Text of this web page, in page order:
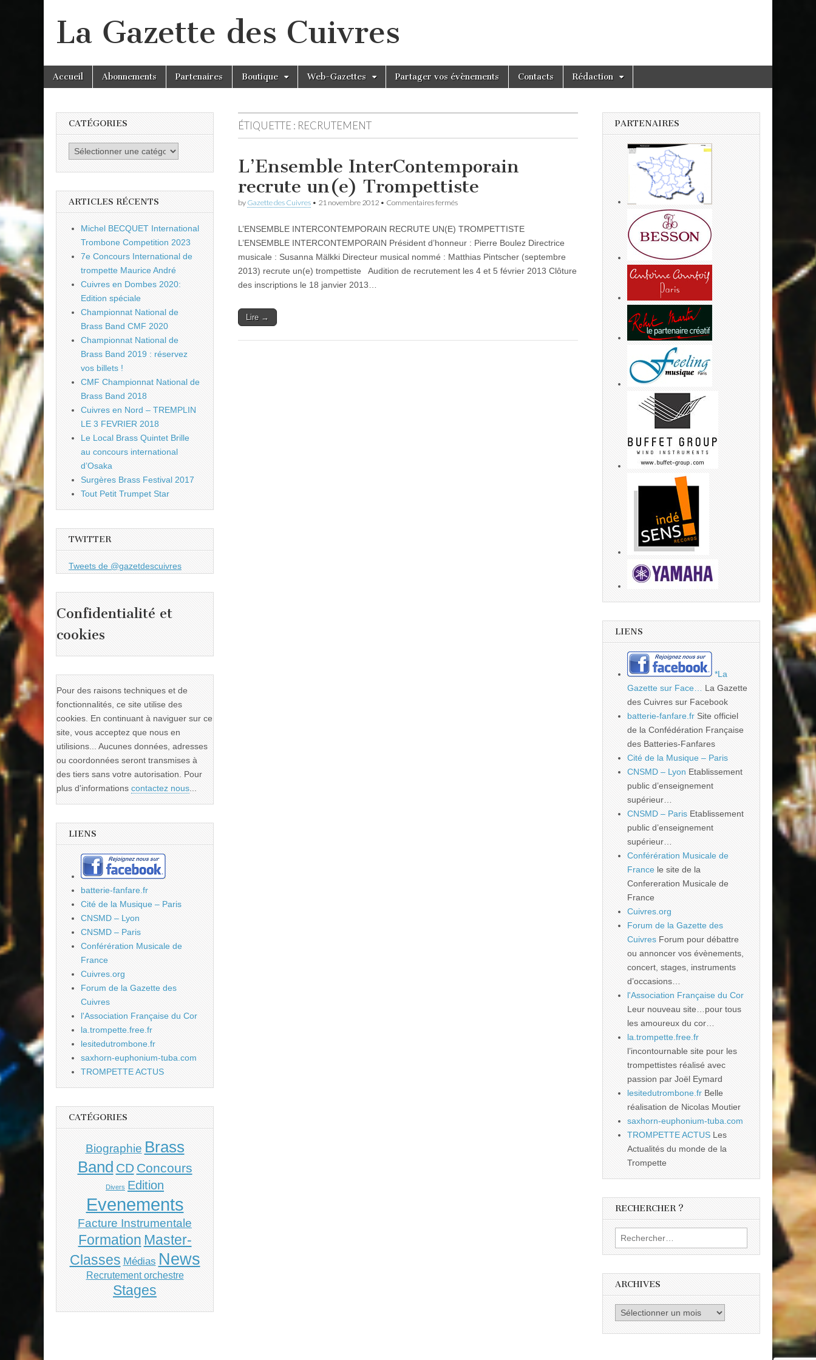
La Gazette des Cuivres
Main
menu
Skip
Accueil Abonnements Partenaires Boutique Web-Gazettes Partager vos évènements Contacts Rédaction
ÉTIQUETTE : RECRUTEMENT
L’Ensemble InterContemporain
recrute un(e) Trompettiste
by Gazette des Cuivres • 21 novembre 2012 • Commentaires ferméssur
recrute
un(e)
L’ENSEMBLE INTERCONTEMPORAIN RECRUTE UN(E) TROMPETTISTE
L’ENSEMBLE INTERCONTEMPORAIN Président d’honneur : Pierre Boulez Directrice
musicale : Susanna Mälkki Directeur musical nommé : Matthias Pintscher (septembre
2013) recrute un(e) trompettiste Audition de recrutement les 4 et 5 février 2013 Clôture
des inscriptions le 18 janvier 2013…
Lire →
CATÉGORIES
Catégories
ARTICLES RÉCENTS
Michel BECQUET International
Trombone Competition 2023
7e Concours International de
trompette Maurice André
Cuivres en Dombes 2020:
Edition spéciale
Championnat National de
Brass Band CMF 2020
Championnat National de
Brass Band 2019 : réservez
vos billets !
CMF Championnat National de
Brass Band 2018
Cuivres en Nord – TREMPLIN
LE 3 FEVRIER 2018
Le Local Brass Quintet Brille
au concours international
d’Osaka
Surgères Brass Festival 2017
Tout Petit Trumpet Star
TWITTER
Tweets de @gazetdescuivres
Confidentialité et
cookies
Pour des raisons techniques et de
fonctionnalités, ce site utilise des
cookies. En continuant à naviguer sur ce
site, vous acceptez que nous en
utilisions... Aucunes données, adresses
ou coordonnées seront transmises à
des tiers sans votre autorisation. Pour
plus d'informations contactez nous...
LIENS
batterie-fanfare.fr
Cité de la Musique – Paris
CNSMD – Lyon
CNSMD – Paris
Conférération Musicale de
France
Cuivres.org
Forum de la Gazette des
Cuivres
l'Association Française du Cor
la.trompette.free.fr
lesitedutrombone.fr
saxhorn-euphonium-tuba.com
TROMPETTE ACTUS
CATÉGORIES
Biographie Brass
Band CD Concours
Divers Edition
Evenements
Facture Instrumentale
Formation Master-
Classes Médias News
Recrutement orchestre
Stages
PARTENAIRES
LIENS
*La
Gazette sur Face…
La Gazette
des Cuivres sur Facebook
batterie-fanfare.fr Site officiel
de la Confédération Française
des Batteries-Fanfares
Cité de la Musique – Paris
CNSMD – Lyon Etablissement
public d’enseignement
supérieur…
CNSMD – Paris Etablissement
public d’enseignement
supérieur…
Conférération Musicale de
France le site de la
Confereration Musicale de
France
Cuivres.org
Forum de la Gazette des
Cuivres Forum pour débattre
ou annoncer vos évènements,
concert, stages, instruments
d’occasions…
l'Association Française du Cor
Leur nouveau site…pour tous
les amoureux du cor…
la.trompette.free.fr
l’incontournable site pour les
trompettistes réalisé avec
passion par Joël Eymard
lesitedutrombone.fr Belle
réalisation de Nicolas Moutier
saxhorn-euphonium-tuba.com
TROMPETTE ACTUS Les
Actualités du monde de la
Trompette
RECHERCHER ?
Rechercher :
ARCHIVES
Archives